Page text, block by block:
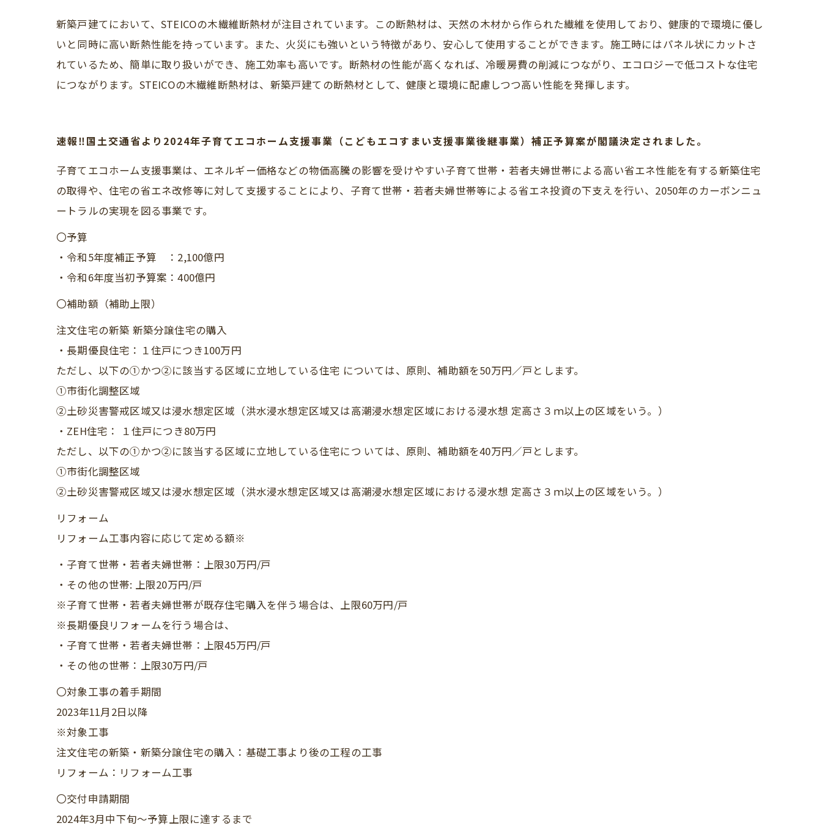
新築戸建てにおいて、STEICOの木繊維断熱材が注目されています。この断熱材は、天然の木材から作られた繊維を使用しており、健康的で環境に優し
いと同時に高い断熱性能を持っています。また、火災にも強いという特徴があり、安心して使用することができます。施工時にはパネル状にカットさ
れているため、簡単に取り扱いができ、施工効率も高いです。断熱材の性能が高くなれば、冷暖房費の削減につながり、エコロジーで低コストな住宅
につながります。STEICOの木繊維断熱材は、新築戸建ての断熱材として、健康と環境に配慮しつつ高い性能を発揮します。
速報‼国土交通省より2024年子育てエコホーム支援事業（こどもエコすまい支援事業後継事業）補正予算案が閣議決定されました。
子育てエコホーム支援事業は、エネルギー価格などの物価高騰の影響を受けやすい子育て世帯・若者夫婦世帯による高い省エネ性能を有する新築住宅
の取得や、住宅の省エネ改修等に対して支援することにより、子育て世帯・若者夫婦世帯等による省エネ投資の下支えを行い、2050年のカーボンニュ
ートラルの実現を図る事業です。
〇予算
・令和5年度補正予算 ：2,100億円
・令和6年度当初予算案：400億円
〇補助額（補助上限）
注文住宅の新築 新築分譲住宅の購入
・長期優良住宅：１住戸につき100万円
ただし、以下の①かつ②に該当する区域に立地している住宅 については、原則、補助額を50万円／戸とします。
①市街化調整区域
②土砂災害警戒区域又は浸水想定区域（洪水浸水想定区域又は高潮浸水想定区域における浸水想 定高さ３ｍ以上の区域をいう。）
・ZEH住宅： １住戸につき80万円
ただし、以下の①かつ②に該当する区域に立地している住宅につ いては、原則、補助額を40万円／戸とします。
①市街化調整区域
②土砂災害警戒区域又は浸水想定区域（洪水浸水想定区域又は高潮浸水想定区域における浸水想 定高さ３ｍ以上の区域をいう。）
リフォーム
リフォーム工事内容に応じて定める額※
・子育て世帯・若者夫婦世帯：上限30万円/戸
・その他の世帯: 上限20万円/戸
※子育て世帯・若者夫婦世帯が既存住宅購入を伴う場合は、上限60万円/戸
※長期優良リフォームを行う場合は、
・子育て世帯・若者夫婦世帯：上限45万円/戸
・その他の世帯：上限30万円/戸
〇対象工事の着手期間
2023年11月2日以降
※対象工事
注文住宅の新築・新築分譲住宅の購入：基礎工事より後の工程の工事
リフォーム：リフォーム工事
〇交付申請期間
2024年3月中下旬～予算上限に達するまで